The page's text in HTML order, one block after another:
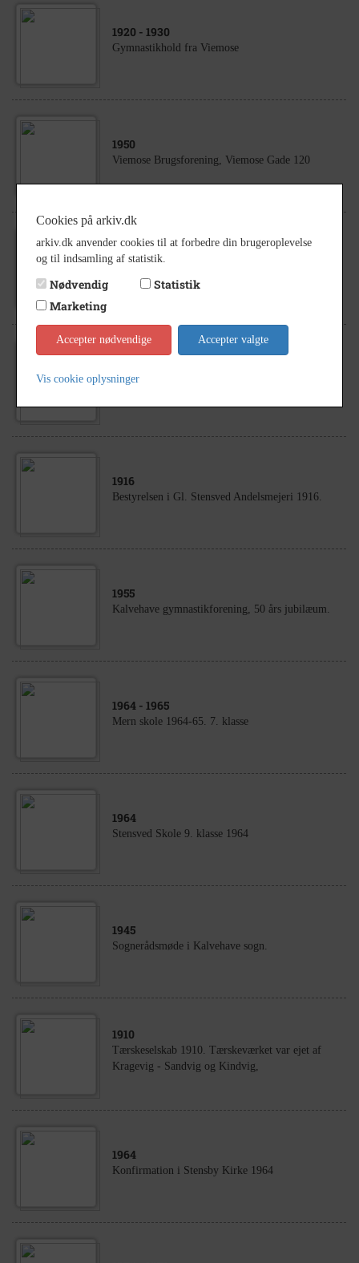
1920 - 1930
Gymnastikhold fra Viemose
1950
Viemose Brugsforening, Viemose Gade 120
1912
Hønsekræmmer Rasmus Rasmussen, Stensbyvej 6
1916
Bestyrelsen i Gl. Stensved Andelsmejeri 1916.
1955
Kalvehave gymnastikforening, 50 års jubilæum.
1964 - 1965
Mern skole 1964-65. 7. klasse
1964
Stensved Skole 9. klasse 1964
1945
Sognerådsmøde i Kalvehave sogn.
1910
Tærskeselskab 1910. Tærskeværket var ejet af
Kragevig - Sandvig og Kindvig,
1964
Konfirmation i Stensby Kirke 1964
Cookies på arkiv.dk
arkiv.dk anvender cookies til at forbedre din brugeroplevelse
og til indsamling af statistik.
Nødvendig
Statistik
Marketing
Accepter nødvendige Accepter valgte
Vis cookie oplysninger